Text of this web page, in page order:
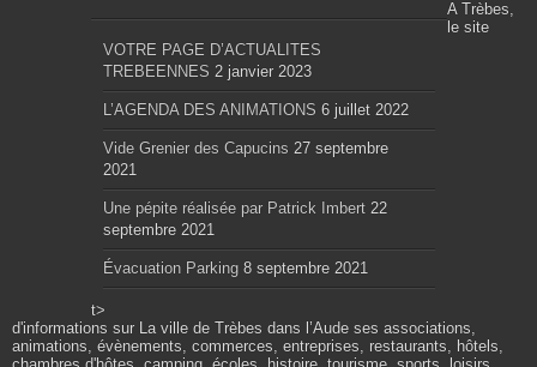
VOTRE PAGE D’ACTUALITES
TREBEENNES 2 janvier 2023
L’AGENDA DES ANIMATIONS 6 juillet 2022
Vide Grenier des Capucins 27 septembre
2021
Une pépite réalisée par Patrick Imbert 22
septembre 2021
Évacuation Parking 8 septembre 2021
t>
A Trèbes,
le site
d'informations sur La ville de Trèbes dans l’Aude ses associations,
animations, évènements, commerces, entreprises, restaurants, hôtels,